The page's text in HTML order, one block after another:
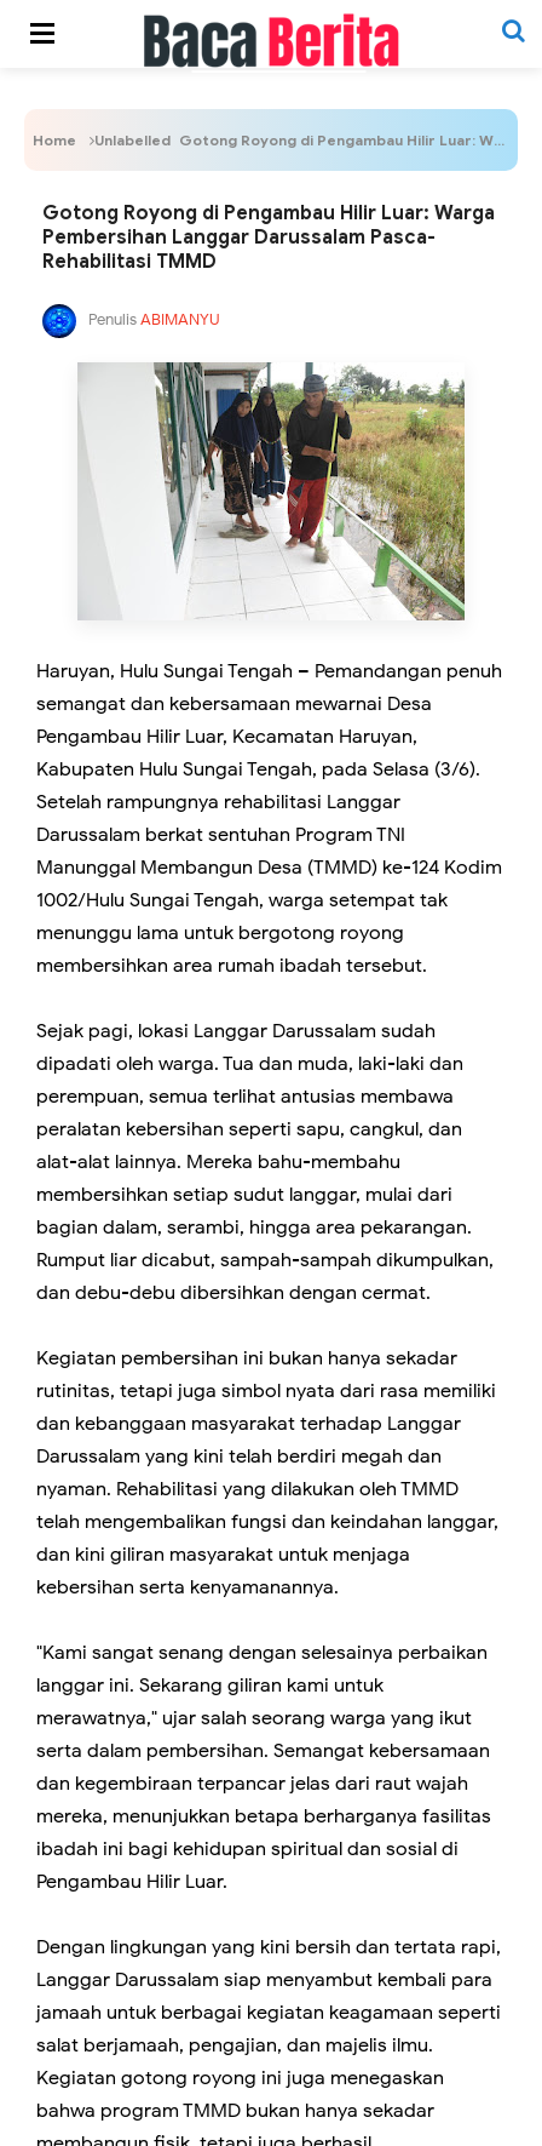
Home Unlabelled Gotong Royong di Pengambau Hilir Luar: Warga Pembersihan Langgar Darussalam Pasca-Rehabilitasi TMMD
Gotong Royong di Pengambau Hilir Luar: Warga
Pembersihan Langgar Darussalam Pasca-
Rehabilitasi TMMD
PenulisABIMANYU
Haruyan, Hulu Sungai Tengah – Pemandangan penuh
semangat dan kebersamaan mewarnai Desa
Pengambau Hilir Luar, Kecamatan Haruyan,
Kabupaten Hulu Sungai Tengah, pada Selasa (3/6).
Setelah rampungnya rehabilitasi Langgar
Darussalam berkat sentuhan Program TNI
Manunggal Membangun Desa (TMMD) ke-124 Kodim
1002/Hulu Sungai Tengah, warga setempat tak
menunggu lama untuk bergotong royong
membersihkan area rumah ibadah tersebut.
Sejak pagi, lokasi Langgar Darussalam sudah
dipadati oleh warga. Tua dan muda, laki-laki dan
perempuan, semua terlihat antusias membawa
peralatan kebersihan seperti sapu, cangkul, dan
alat-alat lainnya. Mereka bahu-membahu
membersihkan setiap sudut langgar, mulai dari
bagian dalam, serambi, hingga area pekarangan.
Rumput liar dicabut, sampah-sampah dikumpulkan,
dan debu-debu dibersihkan dengan cermat.
Kegiatan pembersihan ini bukan hanya sekadar
rutinitas, tetapi juga simbol nyata dari rasa memiliki
dan kebanggaan masyarakat terhadap Langgar
Darussalam yang kini telah berdiri megah dan
nyaman. Rehabilitasi yang dilakukan oleh TMMD
telah mengembalikan fungsi dan keindahan langgar,
dan kini giliran masyarakat untuk menjaga
kebersihan serta kenyamanannya.
"Kami sangat senang dengan selesainya perbaikan
langgar ini. Sekarang giliran kami untuk
merawatnya," ujar salah seorang warga yang ikut
serta dalam pembersihan. Semangat kebersamaan
dan kegembiraan terpancar jelas dari raut wajah
mereka, menunjukkan betapa berharganya fasilitas
ibadah ini bagi kehidupan spiritual dan sosial di
Pengambau Hilir Luar.
Dengan lingkungan yang kini bersih dan tertata rapi,
Langgar Darussalam siap menyambut kembali para
jamaah untuk berbagai kegiatan keagamaan seperti
salat berjamaah, pengajian, dan majelis ilmu.
Kegiatan gotong royong ini juga menegaskan
bahwa program TMMD bukan hanya sekadar